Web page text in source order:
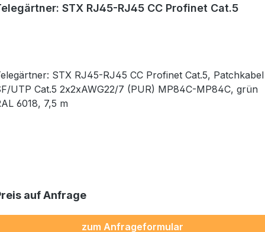
STX RJ45-RJ45 CC Profinet Cat.5
STX RJ45-RJ45 CC Profinet Cat.5, Patchkabel
UTP Cat.5 2x2xAWG22/7 (PUR) MP84C-MP84C, grün
6018, 7,5 m
auf Anfrage
zum Anfrageformular